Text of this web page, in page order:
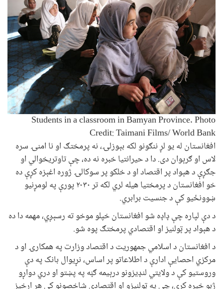
Students in a classroom in Bamyan Province. Photo
Credit: Taimani Films/ World Bank
افغانستان له یو لړ ننګونو لکه بېوزلۍ، نه پرمختګ او نا امنۍ سره
لاس او ګرېوان دی. دا د حیرانتیا خبره نه ده، چې تاوتریخوالي او
جګړې د هېواد پر اقتصاد او د خلکو پر سوکالۍ ژوره اغېزه کړې ده
خو افغانستان د پرمختيا هيله لري لکه تر ۲۰۳۰ پورې په لومړنيو
ښوونځيو کې د جنسیت برابري.
د دې لپاره چې ډاډه شو افغانستان خپلو موخو ته رسېږي، مهمه دا ده
د هېواد پر ټولنيز او اقتصادي پرمختګ پوه شو.
د افغانستان د اسلامي جمهوریت د اقتصاد وزارت په همکارۍ او د
مرکزي احصايې ادارې د اطلاعاتو پر اساس، نړیوال بانک په دې
وروستيو کې د ولايتي لنډیزونو درېیمه ګڼه په پښتو او دري دواړو